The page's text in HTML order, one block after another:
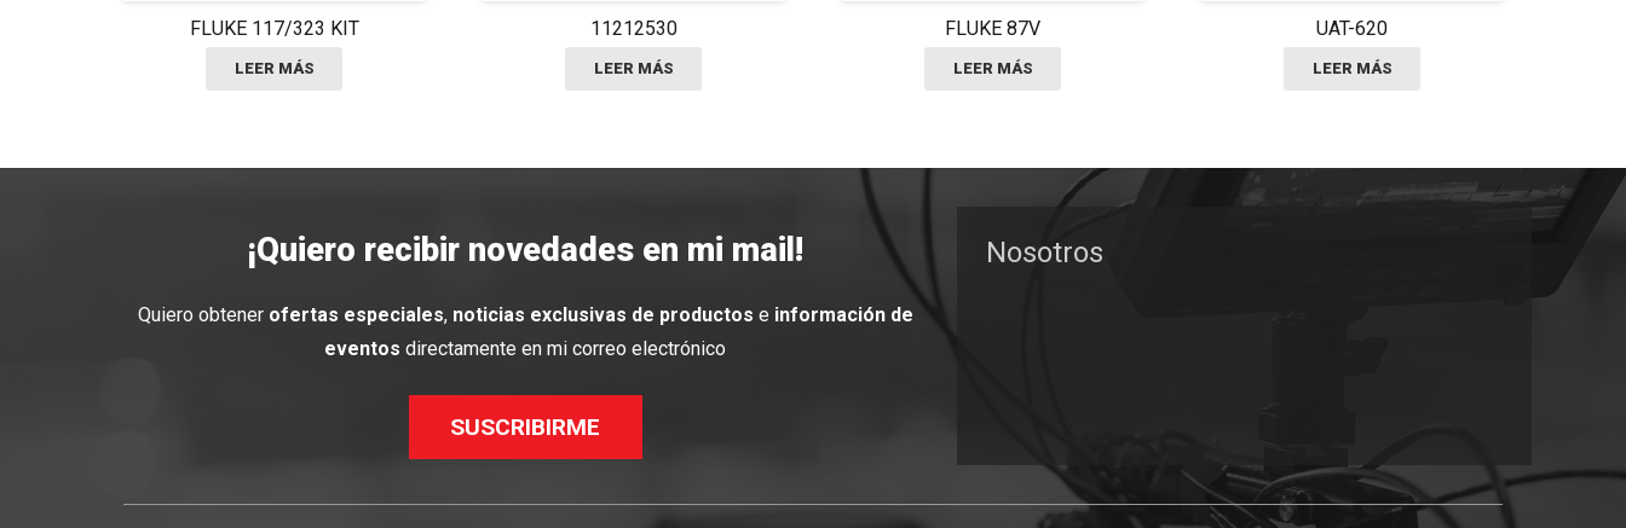
FLUKE 117/323 KIT
LEER MÁS
11212530
LEER MÁS
FLUKE 87V
LEER MÁS
UAT-620
LEER MÁS
¡Quiero recibir novedades en mi mail!
Quiero obtener ofertas especiales, noticias exclusivas de productos e información de
eventos directamente en mi correo electrónico
SUSCRIBIRME
Nosotros